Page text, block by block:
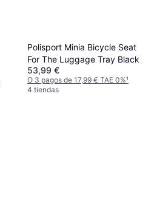
Polisport Minia Bicycle Seat
For The Luggage Tray Black
53,99 €
O 3 pagos de 17,99 € TAE 0%¹
4 tiendas